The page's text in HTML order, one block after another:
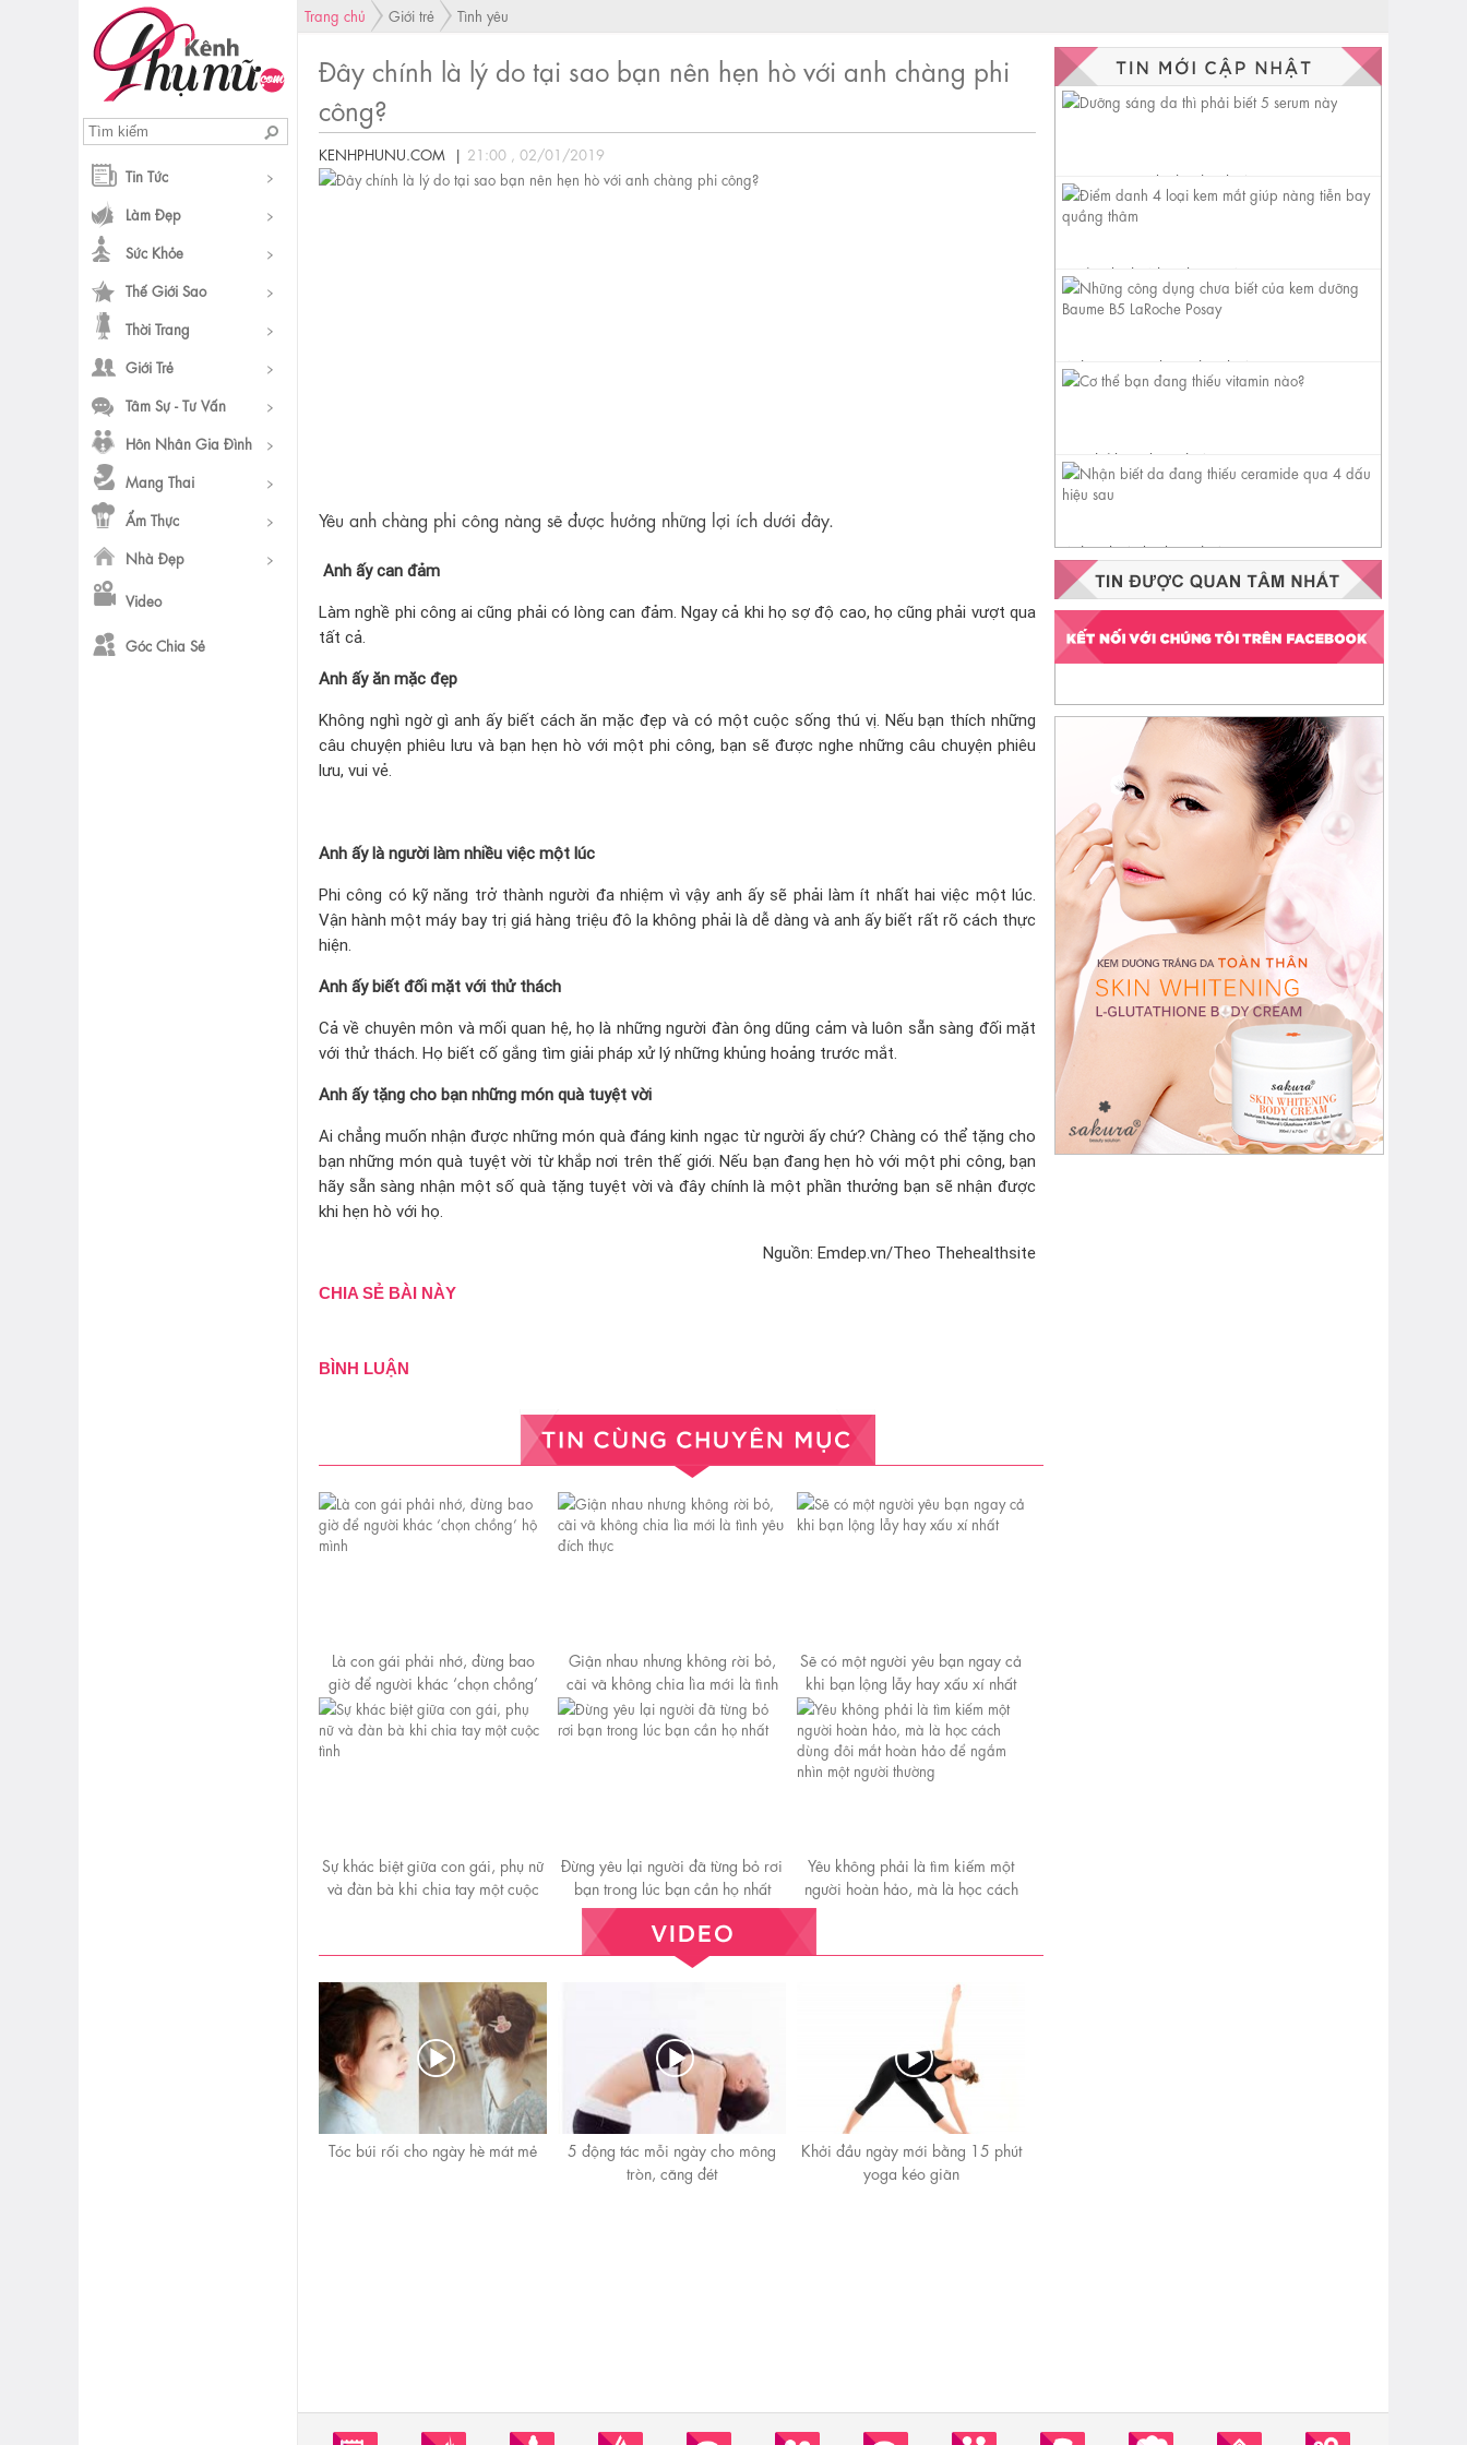
Tin Tức
Làm Đẹp
Sức Khỏe
Thế Giới Sao
Thời Trang
Giới Trẻ
Tâm Sự - Tư Vấn
Hôn Nhân Gia Đình
Mang Thai
Ẩm Thực
Nhà Đẹp
Video
Góc Chia Sẻ
Trang chủ Giới trẻ Tình yêu
Đây chính là lý do tại sao bạn nên hẹn hò với anh chàng phi
công?
KENHPHUNU.COM | 21:00 , 02/01/2019
Yêu anh chàng phi công nàng sẽ được hưởng những lợi ích dưới đây.
Anh ấy can đảm
Làm nghề phi công ai cũng phải có lòng can đảm. Ngay cả khi họ sợ độ cao, họ cũng phải vượt qua
tất cả.
Anh ấy ăn mặc đẹp
Không nghì ngờ gì anh ấy biết cách ăn mặc đẹp và có một cuộc sống thú vị. Nếu bạn thích những
câu chuyện phiêu lưu và bạn hẹn hò với một phi công, bạn sẽ được nghe những câu chuyện phiêu
lưu, vui vẻ.
Anh ấy là người làm nhiều việc một lúc
Phi công có kỹ năng trở thành người đa nhiệm vì vậy anh ấy sẽ phải làm ít nhất hai việc một lúc.
Vận hành một máy bay trị giá hàng triệu đô la không phải là dễ dàng và anh ấy biết rất rõ cách thực
hiện.
Anh ấy biết đối mặt với thử thách
Cả về chuyên môn và mối quan hệ, họ là những người đàn ông dũng cảm và luôn sẵn sàng đối mặt
với thử thách. Họ biết cố gắng tìm giải pháp xử lý những khủng hoảng trước mắt.
Anh ấy tặng cho bạn những món quà tuyệt vời
Ai chẳng muốn nhận được những món quà đáng kinh ngạc từ người ấy chứ? Chàng có thể tặng cho
bạn những món quà tuyệt vời từ khắp nơi trên thế giới. Nếu bạn đang hẹn hò với một phi công, bạn
hãy sẵn sàng nhận một số quà tặng tuyệt vời và đây chính là một phần thưởng bạn sẽ nhận được
khi hẹn hò với họ.
Nguồn: Emdep.vn/Theo Thehealthsite
CHIA SẺ BÀI NÀY
BÌNH LUẬN
Là con gái phải nhớ, đừng bao
giờ để người khác ‘chọn chồng’
hộ mình
Giận nhaᴜ nhưng không ɾời bỏ,
cãi vã không chia lìa mới là tình
yêᴜ đích thực
Sẽ có một người yêu bạn ngay cả
khi bạn lộng lẫy hay xấu xí nhất
Sự khác biệt giữa con gái, phụ nữ
và đàn bà khi chia tay một cuộc
Đừng yêu lại người đã từng bỏ rơi
bạn trong lúc bạn cần họ nhất
Yêu không phải là tìm kiếm một
người hoàn hảo, mà là học cách
dùng đôi mắt hoàn hảo để ngắm
Tóc búi rối cho ngày hè mát mẻ
5 động tác mỗi ngày cho mông
tròn, căng đét
Khởi đầu ngày mới bằng 15 phút
yoga kéo giãn
Dưỡng sáng da thì phải biết 5
serum này
Điểm danh 4 loại kem mắt
giúp nàng tiễn bay quầng
thâm
Những công dụng chưa biết
của kem dưỡng Baume B5
Cơ thể bạn đang thiếu vitamin
nào?
Nhận biết da đang thiếu
ceramide qua 4 dấu hiệu sau